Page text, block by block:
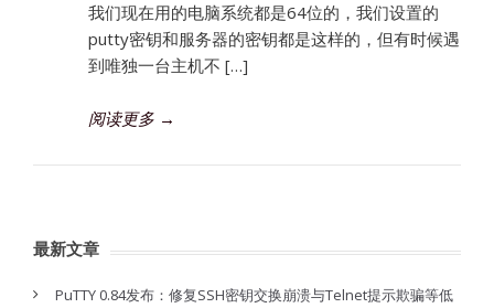
我们现在用的电脑系统都是64位的，我们设置的
putty密钥和服务器的密钥都是这样的，但有时候遇
到唯独一台主机不 […]
阅读更多 →
最新文章
PuTTY 0.84发布：修复SSH密钥交换崩溃与Telnet提示欺骗等低